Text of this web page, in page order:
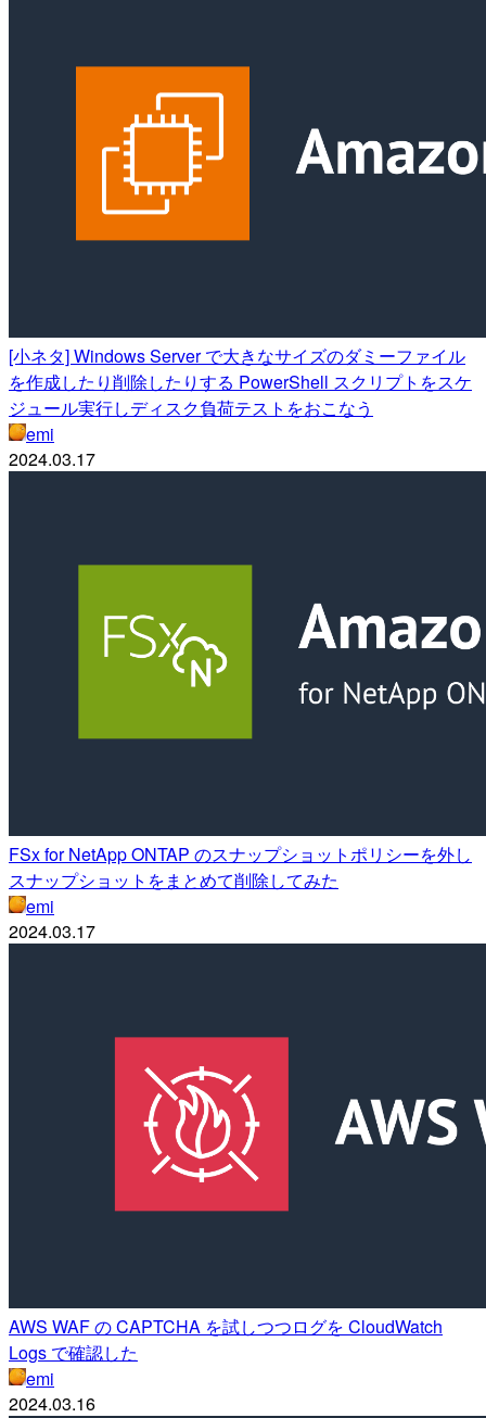
[小ネタ] Windows Server で大きなサイズのダミーファイル
を作成したり削除したりする PowerShell スクリプトをスケ
ジュール実行しディスク負荷テストをおこなう
emi
2024.03.17
FSx for NetApp ONTAP のスナップショットポリシーを外し
スナップショットをまとめて削除してみた
emi
2024.03.17
AWS WAF の CAPTCHA を試しつつログを CloudWatch
Logs で確認した
emi
2024.03.16